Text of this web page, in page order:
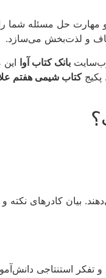
مهارت حل مسئله شما
و لذت‌بخش می‌سازد.
بانک کتاب آوا
پکیجکتاب شیمی هفتم
بیان کادرهای نکته
استنتاجی